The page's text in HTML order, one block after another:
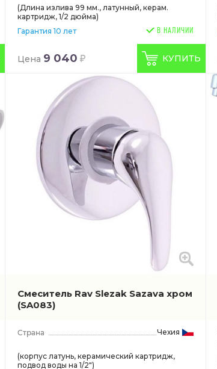
(Длина излива 99 мм., латунный, керам.
картридж, 1/2 дюйма)
Гарантия 10 лет
В НАЛИЧИИ
Цена 9 040 КУПИТЬ
Смеситель Rav Slezak Sazava хром
(SA083)
Чехия
(корпус латунь, керамический картридж,
подвод воды на 1/2")